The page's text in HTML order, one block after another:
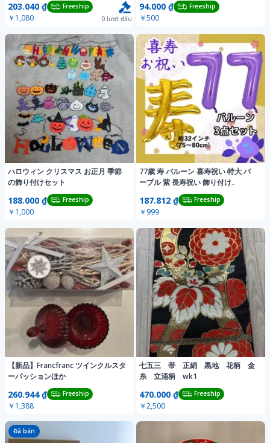
203.040 ₫ Freeship
￥1,080 0 lượt đấu
94.000 ₫ Freeship
￥500
ハロウィン クリスマス お正月 季節
の飾り付けセット
188.000 ₫ Freeship
￥1,000
77歳 寿 バルーン 喜寿祝い 特大 パ
ープル 紫 長寿祝い 飾り付け..
187.812 ₫ Freeship
￥999
【新品】Francfranc ツインクルスタ
ーパッションほか
260.944 ₫ Freeship
￥1,388
七五三 帯 正絹 黒地 花柄 金
糸 立涌柄 wk1
470.000 ₫ Freeship
￥2,500
Đã bán